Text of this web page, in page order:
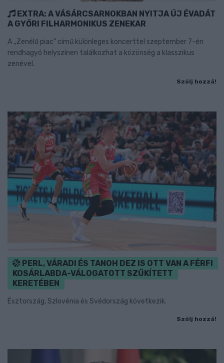
EXTRA: A VÁSÁRCSARNOKBAN NYITJA ÚJ ÉVADÁT
A GYŐRI FILHARMONIKUS ZENEKAR
A „Zenélő piac” című különleges koncerttel szeptember 7-én
rendhagyó helyszínen találkozhat a közönség a klasszikus
zenével.
Szólj hozzá!
PERL, VÁRADI ÉS TANOH DEZ IS OTT VAN A FÉRFI
KOSÁRLABDA-VÁLOGATOTT SZŰKÍTETT
KERETÉBEN
Észtország, Szlovénia és Svédország következik.
Szólj hozzá!